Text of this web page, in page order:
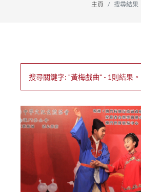
主頁 搜尋結果
搜尋關鍵字: "黃梅戲曲" - 1則結果。